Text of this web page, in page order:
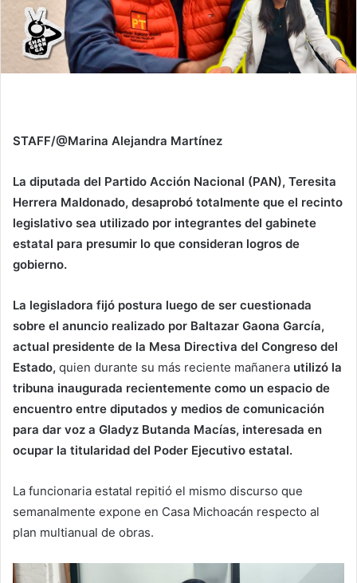
STAFF/@Marina Alejandra Martínez
La diputada del Partido Acción Nacional (PAN), Teresita
Herrera Maldonado, desaprobó totalmente que el recinto
legislativo sea utilizado por integrantes del gabinete
estatal para presumir lo que consideran logros de
gobierno.
La legisladora fijó postura luego de ser cuestionada
sobre el anuncio realizado por Baltazar Gaona García,
actual presidente de la Mesa Directiva del Congreso del
Estado, quien durante su más reciente mañanera utilizó la
tribuna inaugurada recientemente como un espacio de
encuentro entre diputados y medios de comunicación
para dar voz a Gladyz Butanda Macías, interesada en
ocupar la titularidad del Poder Ejecutivo estatal.
La funcionaria estatal repitió el mismo discurso que
semanalmente expone en Casa Michoacán respecto al
plan multianual de obras.